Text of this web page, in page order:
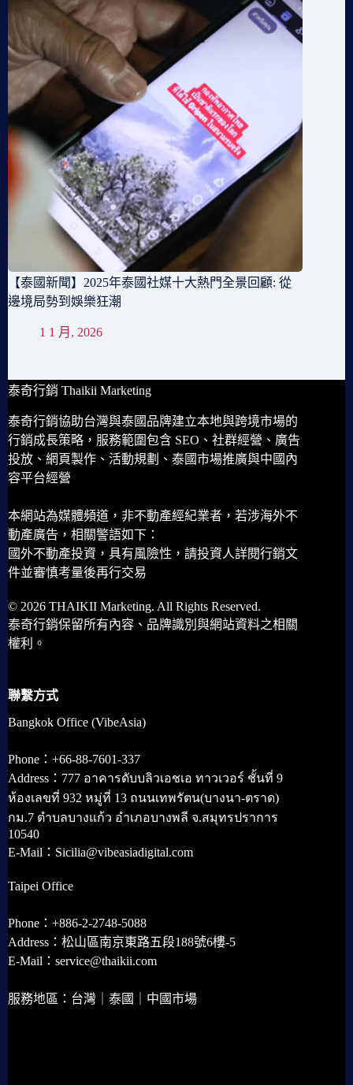
【泰國新聞】2025年泰國社媒十大熱門全景回顧: 從
邊境局勢到娛樂狂潮
1 1 月, 2026
泰奇行銷 Thaikii Marketing
泰奇行銷協助台灣與泰國品牌建立本地與跨境市場的
行銷成長策略，服務範圍包含 SEO、社群經營、廣告
投放、網頁製作、活動規劃、泰國市場推廣與中國內
容平台經營
本網站為媒體頻道，非不動產經紀業者，若涉海外不
動產廣告，相關警語如下：
國外不動產投資，具有風險性，請投資人詳閱行銷文
件並審慎考量後再行交易
© 2026 THAIKII Marketing. All Rights Reserved.
泰奇行銷保留所有內容、品牌識別與網站資料之相關
權利。
聯繫方式
Bangkok Office (VibeAsia)
Phone：+66-88-7601-337
Address：777 อาคารดับบลิวเอชเอ ทาวเวอร์ ชั้นที่ 9
ห้องเลขที่ 932 หมู่ที่ 13 ถนนเทพรัตน(บางนา-ตราด)
กม.7 ตำบลบางแก้ว อำเภอบางพลี จ.สมุทรปราการ
10540
E-Mail：Sicilia@vibeasiadigital.com
Taipei Office
Phone：+886-2-2748-5088
Address：松山區南京東路五段188號6樓-5
E-Mail：service@thaikii.com
服務地區：台灣｜泰國｜中國市場